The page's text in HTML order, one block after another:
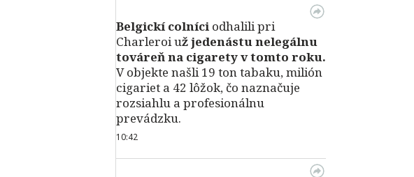
Belgickí colníci odhalili pri
Charleroi už jedenástu nelegálnu
továreň na cigarety v tomto roku.
V objekte našli 19 ton tabaku, milión
cigariet a 42 lôžok, čo naznačuje
rozsiahlu a profesionálnu
prevádzku.
10:42